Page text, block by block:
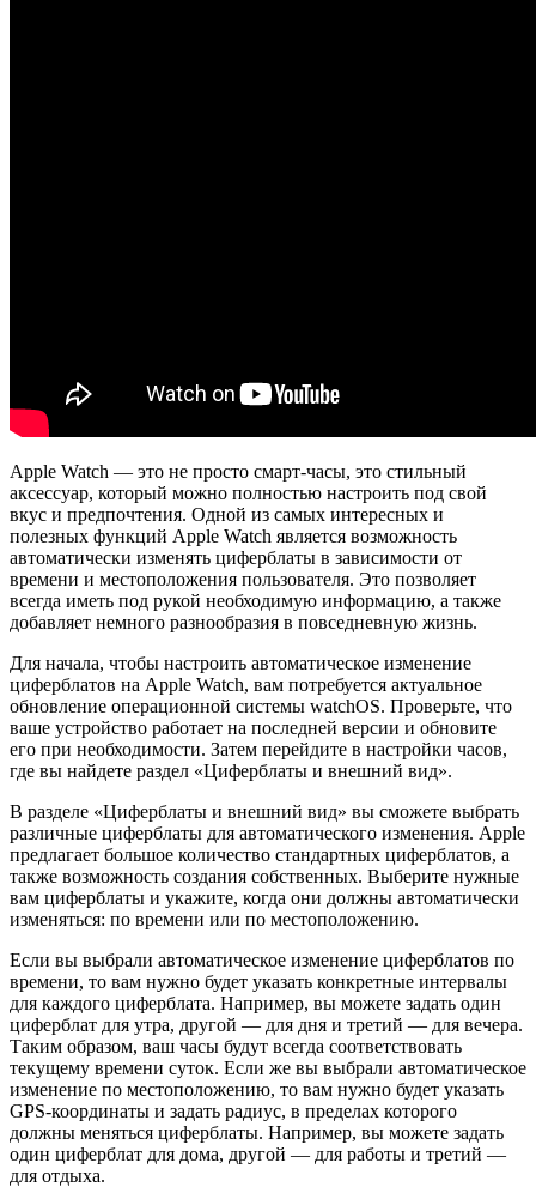
Apple Watch — это не просто смарт-часы, это стильный
аксессуар, который можно полностью настроить под свой
вкус и предпочтения. Одной из самых интересных и
полезных функций Apple Watch является возможность
автоматически изменять циферблаты в зависимости от
времени и местоположения пользователя. Это позволяет
всегда иметь под рукой необходимую информацию, а также
добавляет немного разнообразия в повседневную жизнь.
Для начала, чтобы настроить автоматическое изменение
циферблатов на Apple Watch, вам потребуется актуальное
обновление операционной системы watchOS. Проверьте, что
ваше устройство работает на последней версии и обновите
его при необходимости. Затем перейдите в настройки часов,
где вы найдете раздел «Циферблаты и внешний вид».
В разделе «Циферблаты и внешний вид» вы сможете выбрать
различные циферблаты для автоматического изменения. Apple
предлагает большое количество стандартных циферблатов, а
также возможность создания собственных. Выберите нужные
вам циферблаты и укажите, когда они должны автоматически
изменяться: по времени или по местоположению.
Если вы выбрали автоматическое изменение циферблатов по
времени, то вам нужно будет указать конкретные интервалы
для каждого циферблата. Например, вы можете задать один
циферблат для утра, другой — для дня и третий — для вечера.
Таким образом, ваш часы будут всегда соответствовать
текущему времени суток. Если же вы выбрали автоматическое
изменение по местоположению, то вам нужно будет указать
GPS-координаты и задать радиус, в пределах которого
должны меняться циферблаты. Например, вы можете задать
один циферблат для дома, другой — для работы и третий —
для отдыха.